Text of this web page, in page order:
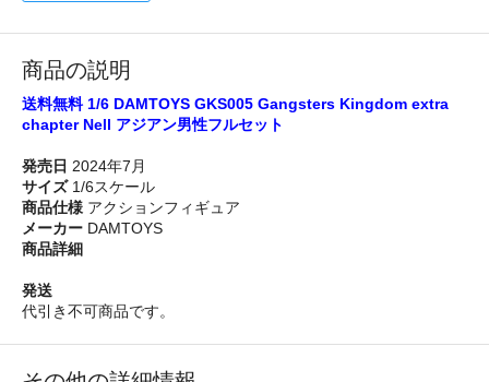
商品の説明
送料無料 1/6 DAMTOYS GKS005 Gangsters Kingdom extra
chapter Nell アジアン男性フルセット
発売日 2024年7月
サイズ1/6スケール
商品仕様 アクションフィギュア
メーカー DAMTOYS
商品詳細
発送
代引き不可商品です。